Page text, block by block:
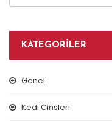
KATEGORILER
Genel
Kedi Cinsleri